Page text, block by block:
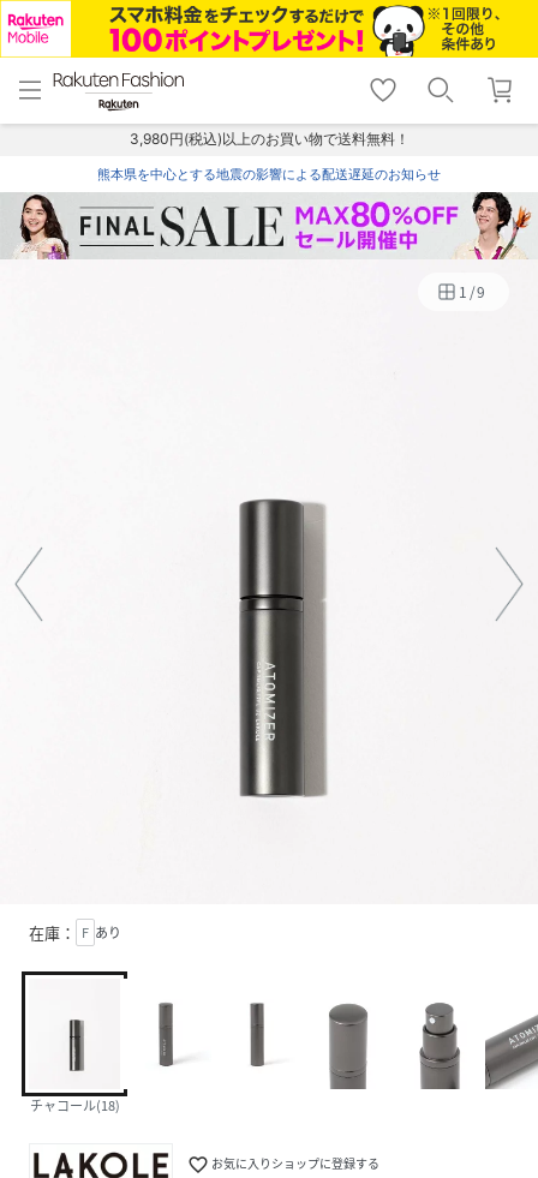
menu home
トップ
shopping_cart lock_outline
ログイン
3,980円(税込)以上のお買い物で送料無料！
熊本県を中心とする地震の影響による配送遅延のお知らせ
1 /9
在庫： F あり
チャコール(18)
favorite_border お気に入りショップに登録する